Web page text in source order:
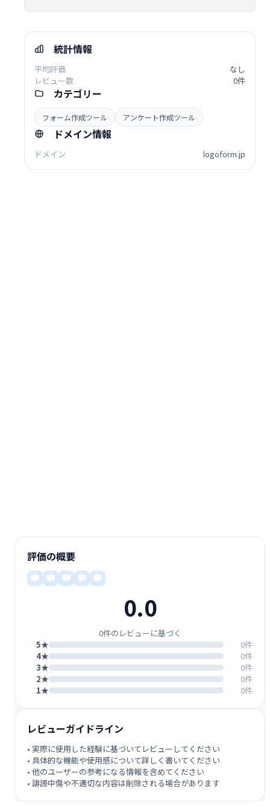
統計情報
平均評価
なし
レビュー数
0件
カテゴリー
フォーム作成ツール アンケート作成ツール
ドメイン情報
ドメイン logoform.jp
評価の概要
0.0
0件のレビューに基づく
5★
0件
4★
0件
3★
0件
2★
0件
1★
0件
レビューガイドライン
• 実際に使用した経験に基づいてレビューしてください
• 具体的な機能や使用感について詳しく書いてください
• 他のユーザーの参考になる情報を含めてください
• 誹謗中傷や不適切な内容は削除される場合があります